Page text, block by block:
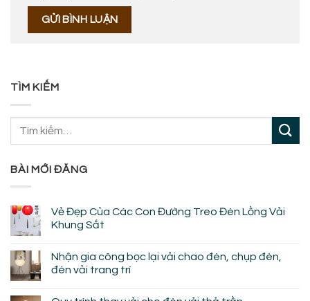
TÌM KIẾM
BÀI MỚI ĐĂNG
Vẻ Đẹp Của Các Con Đường Treo Đèn Lồng Vải
Khung Sắt
bình
luận
ở
Nhận gia công bọc lại vải chao đèn, chụp đèn,
đèn vải trang trí